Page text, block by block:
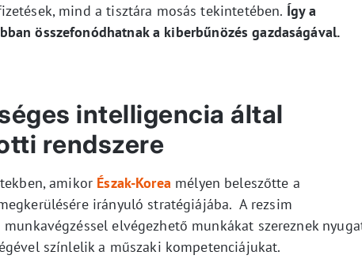
mind a tisztára mosás tekintetében. Így a
összefonódhatnak a kiberbűnözés gazdaságával.
intelligencia által
rendszere
amikor Észak-Korea mélyen beleszőtte a
irányuló stratégiájába. A rezsim
elvégezhető munkákat szereznek
színlelik a műszaki kompetenciájukat.